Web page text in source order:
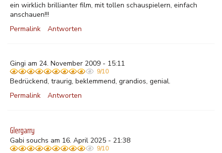
ein wirklich brillianter film, mit tollen schauspielern, einfach
anschauen!!!
Permalink
Antworten
Gingi am 24. November 2009 - 15:11
9/10
Bedrückend, traurig, beklemmend, grandios, genial.
Permalink
Antworten
Glergarry
Gabi souchs am 16. April 2025 - 21:38
9/10